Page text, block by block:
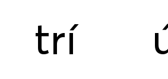
trí